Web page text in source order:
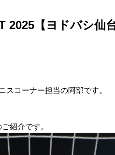
【ヨドバシ仙台
スコーナー担当の阿部です。
紹介です。